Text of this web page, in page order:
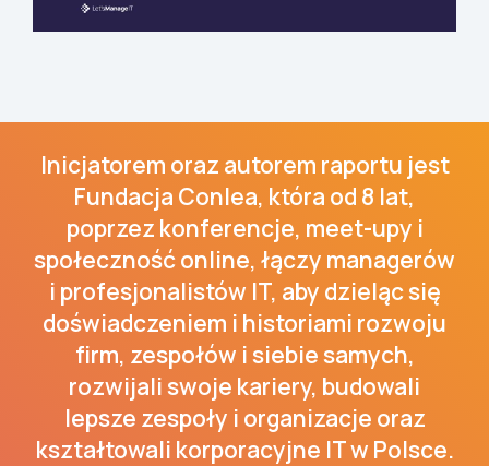
Inicjatorem oraz autorem raportu jest
Fundacja Conlea, która od 8 lat,
poprzez konferencje, meet-upy i
społeczność online, łączy managerów
i profesjonalistów IT, aby dzieląc się
doświadczeniem i historiami rozwoju
firm, zespołów i siebie samych,
rozwijali swoje kariery, budowali
lepsze zespoły i organizacje oraz
kształtowali korporacyjne IT w Polsce.